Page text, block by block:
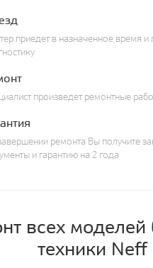
приедет в назначенное время и
произведет ремонтные
ремонта Вы получите
и гарантию на 2 года
всех
техники Neff